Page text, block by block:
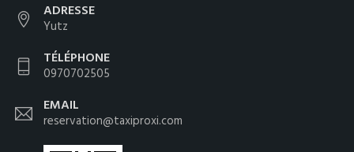
ADRESSE
Yutz
TÉLÉPHONE
0970702505
EMAIL
reservation@taxiproxi.com